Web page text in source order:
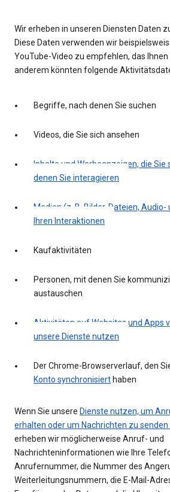
Wir erheben in unseren Diensten Daten
Diese Daten verwenden wir
YouTube-Video zu empfehlen, das
anderem könnten folgende
Begriffe, nach denen Sie suchen
Videos, die Sie sich ansehen
Inhalte und Werbeanzeigen, die Sie
denen Sie interagieren
Medien (z. B. Bilder, Dateien,
Ihren Interaktionen
Kaufaktivitäten
Personen, mit denen Sie
austauschen
Aktivitäten auf Websites und Apps
unsere Dienste nutzen
Der Chrome-Browserverlauf, den
Konto synchronisiert haben
Wenn Sie unsere Dienste nutzen, um
erhalten oder um Nachrichten zu
erheben wir möglicherweise Anruf- und
Nachrichteninformationen wie Ihre
Anrufernummer, die Nummer des
Weiterleitungsnummern, die E-Mail-